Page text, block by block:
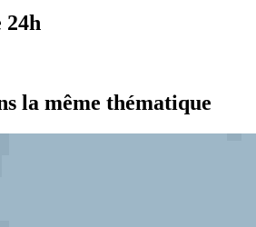
24h
la même thématique